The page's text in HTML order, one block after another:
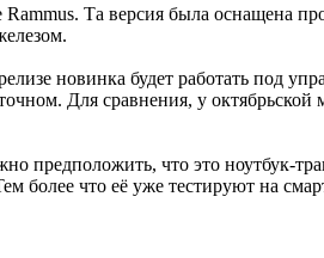
Та версия была оснащена
новинка будет работать под
Для сравнения, у
предположить, что это ноутбук-
более что её уже тестируют на